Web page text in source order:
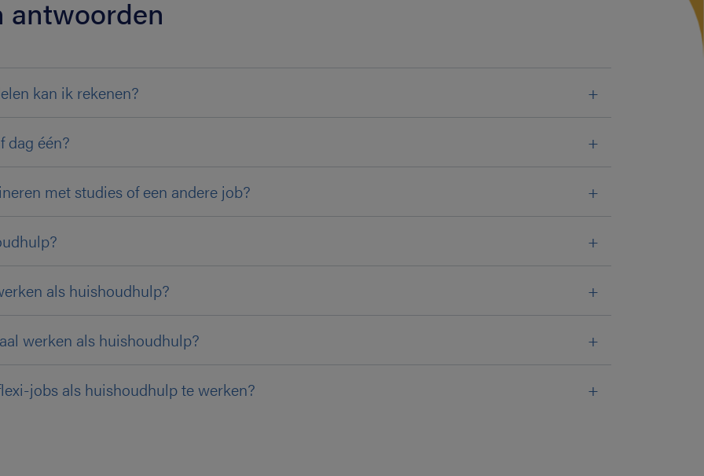
antwoorden
kan ik rekenen?
dag één?
met studies of een andere job?
als huishoudhulp?
werken als huishoudhulp?
jobs als huishoudhulp te werken?